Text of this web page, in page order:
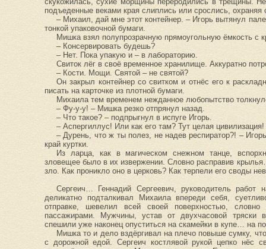
подъеденные веками края слиплись или срослись, охраняя
– Михаил, дай мне этот контейнер. – Игорь вытянул
тонкой упаковочной бумаги.
Мишка взял полупрозрачную прямоугольную ёмкость с
– Консервировать будешь?
– Нет. Пока упакую и – в лабораторию.
Свиток лёг в своё временное хранилище. Аккуратно
– Кости. Мощи. Святой – не святой?
Он закрыл контейнер со свитком и отнёс его к
писать на карточке из плотной бумаги.
Михаила тем временем нежданное любопытство
– Фу-у-у! – Мишка резко отпрянул назад.
– Что такое? – подпрыгнул в испуге Игорь.
– Аспергиллус! Или как его там? Тут целая цивилизация!
– Дурень, что ж ты полез, не надев респиратор?! –
край куртки.
Из ларца, как в магическом снежном танце,
зловещее было в их извержении. Словно расправив
зло. Как проникло оно в церковь? Как терпели его своды
Сергеич… Геннадий Сергеевич, руководитель
деликатно подталкивал Михаила впереди себя,
отправке, шевелил всей своей поверхностью,
пассажирами. Мужчины, устав от двухчасовой тряски
спешили уже наконец опуститься на скамейки в купе… на
Мишка то и дело вздёргивал на плечо повыше сумку,
с дорожной едой. Сергеич костлявой рукой цепко нёс